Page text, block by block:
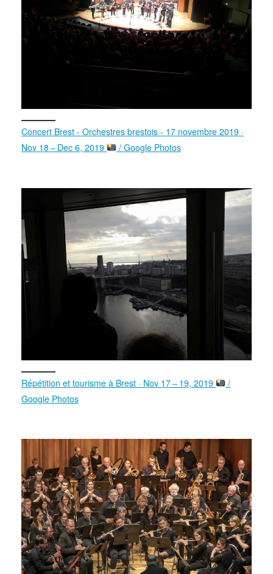
Concert Brest - Orchestres brestois - 17 novembre 2019 ·
Nov 18 – Dec 6, 2019
/ Google Photos
Répétition et tourisme à Brest · Nov 17 – 19, 2019
/
Google Photos